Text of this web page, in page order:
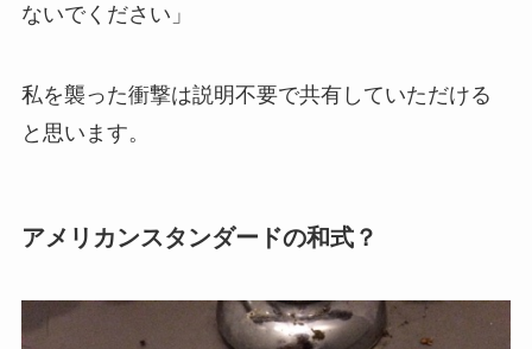
ないでください」
私を襲った衝撃は説明不要で共有していただける
と思います。
アメリカンスタンダードの和式？